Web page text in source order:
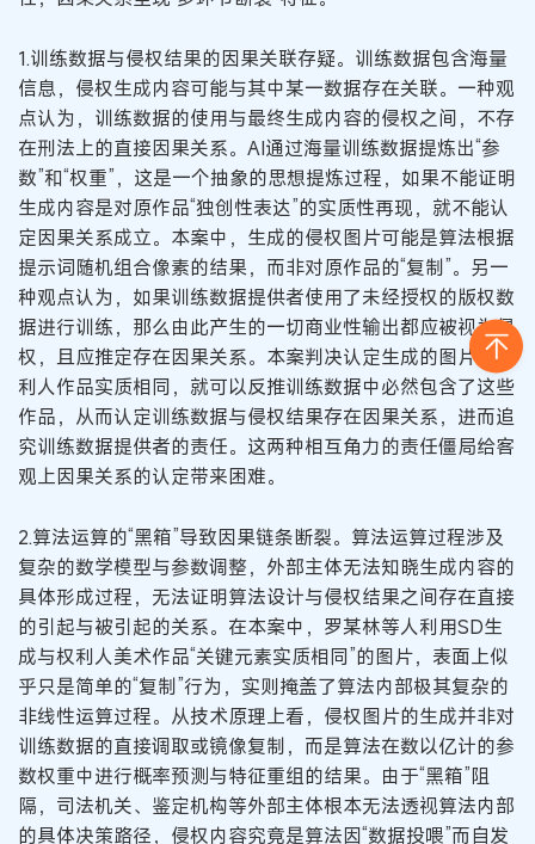
1.训练数据与侵权结果的因果关联存疑。训练数据包含海量
信息，侵权生成内容可能与其中某一数据存在关联。一种观
点认为，训练数据的使用与最终生成内容的侵权之间，不存
在刑法上的直接因果关系。AI通过海量训练数据提炼出“参
数”和“权重”，这是一个抽象的思想提炼过程，如果不能证明
生成内容是对原作品“独创性表达”的实质性再现，就不能认
定因果关系成立。本案中，生成的侵权图片可能是算法根据
提示词随机组合像素的结果，而非对原作品的“复制”。另一
种观点认为，如果训练数据提供者使用了未经授权的版权数
据进行训练，那么由此产生的一切商业性输出都应被视为侵
权，且应推定存在因果关系。本案判决认定生成的图片与权
利人作品实质相同，就可以反推训练数据中必然包含了这些
作品，从而认定训练数据与侵权结果存在因果关系，进而追
究训练数据提供者的责任。这两种相互角力的责任僵局给客
观上因果关系的认定带来困难。
2.算法运算的“黑箱”导致因果链条断裂。算法运算过程涉及
复杂的数学模型与参数调整，外部主体无法知晓生成内容的
具体形成过程，无法证明算法设计与侵权结果之间存在直接
的引起与被引起的关系。在本案中，罗某林等人利用SD生
成与权利人美术作品“关键元素实质相同”的图片，表面上似
乎只是简单的“复制”行为，实则掩盖了算法内部极其复杂的
非线性运算过程。从技术原理上看，侵权图片的生成并非对
训练数据的直接调取或镜像复制，而是算法在数以亿计的参
数权重中进行概率预测与特征重组的结果。由于“黑箱”阻
隔，司法机关、鉴定机构等外部主体根本无法透视算法内部
的具体决策路径，侵权内容究竟是算法因“数据投喂”而自发